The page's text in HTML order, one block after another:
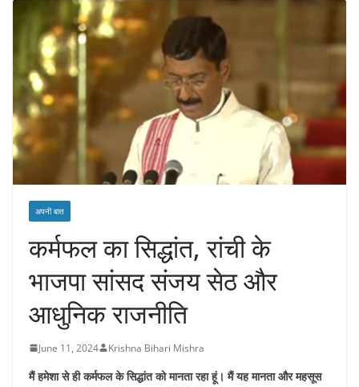
अपनी बात
कर्मफल का सिद्धांत, रांची के
भाजपा सांसद संजय सेठ और
आधुनिक राजनीति
June 11, 2024 Krishna Bihari Mishra
मैं हमेशा से ही कर्मफल के सिद्धांत को मानता रहा हूं। मैं यह मानता और महसूस